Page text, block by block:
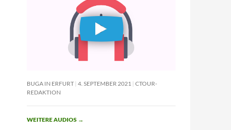
BUGA IN ERFURT 4. SEPTEMBER 2021
CTOUR-
REDAKTION
WEITERE AUDIOS →